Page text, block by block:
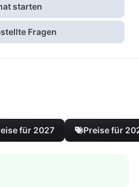
starten
Fragen
für 2027 Preise für